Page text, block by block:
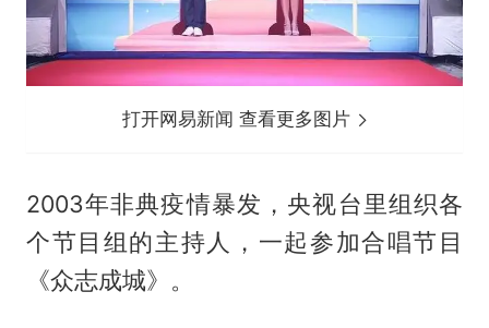
打开网易新闻 查看更多图片
2003年非典疫情暴发，央视台里组织各
个节目组的主持人，一起参加合唱节目
《众志成城》。